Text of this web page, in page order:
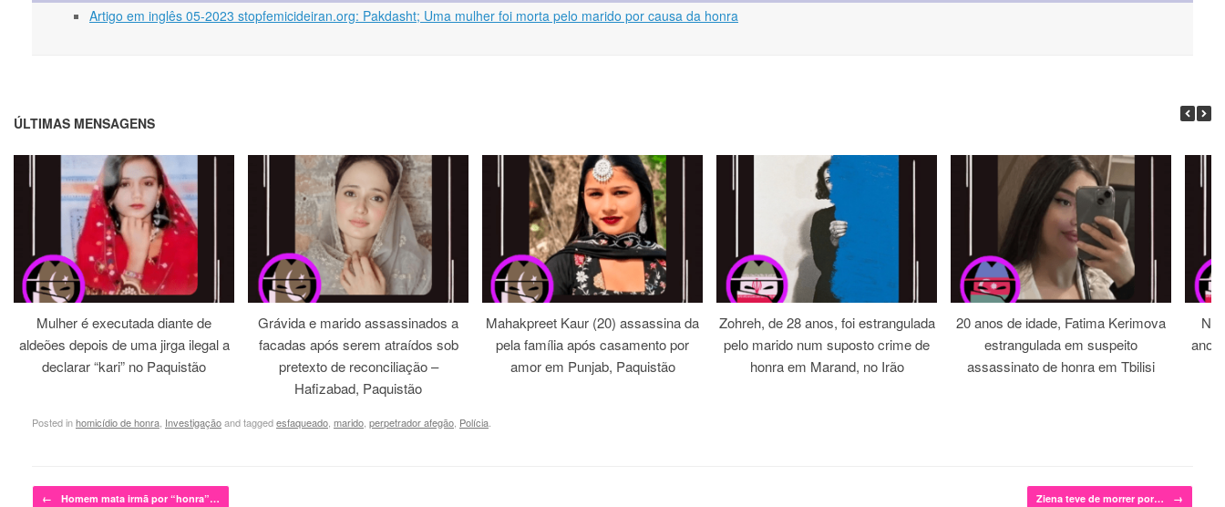
Artigo em inglês 05-2023 stopfemicideiran.org: Pakdasht; Uma mulher foi morta pelo marido por causa da honra
ÚLTIMAS MENSAGENS
Mulher é executada diante de
aldeões depois de uma jirga ilegal a
declarar “kari” no Paquistão
Grávida e marido assassinados a
facadas após serem atraídos sob
pretexto de reconciliação –
Hafizabad, Paquistão
Mahakpreet Kaur (20) assassina da
pela família após casamento por
amor em Punjab, Paquistão
Zohreh, de 28 anos, foi estrangulada
pelo marido num suposto crime de
honra em Marand, no Irão
20 anos de idade, Fatima Kerimova
estrangulada em suspeito
assassinato de honra em Tbilisi
anos
Posted inhomicídio de honra Investigaçãoand taggedesfaqueado marido perpetrador afegão Polícia
Post navigation
← Homem mata irmã por “honra”… Ziena teve de morrer por… →